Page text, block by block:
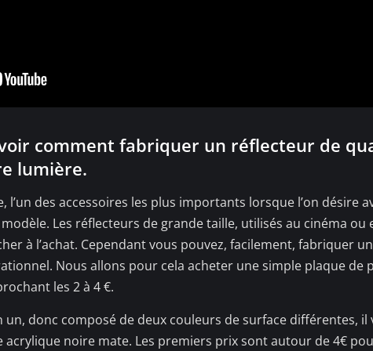
comment fabriquer un réflecteur de
lumière.
l’un des accessoires les plus importants lorsque l’on désire
Les réflecteurs de grande taille, utilisés au cinéma ou
à l’achat. Cependant vous pouvez, facilement, fabriquer
Nous allons pour cela acheter une simple plaque de
les 2 à 4 €.
donc composé de deux couleurs de surface différentes,
noire mate. Les premiers prix sont autour de 4€